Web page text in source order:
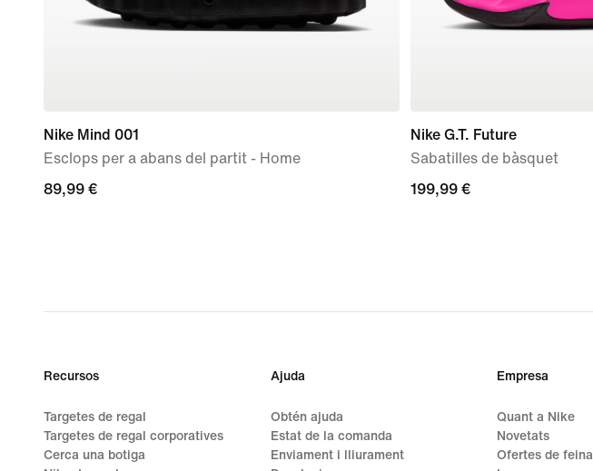
Nike Mind 001
Esclops per a abans del partit - Home
89,99 €
89,99 €
Nike G.T. Future
Sabatilles de bàsquet
199,99 €
199,99 €
Recursos
Targetes de regal
Targetes de regal corporatives
Cerca una botiga
Ajuda
Obtén ajuda
Estat de la comanda
Enviament i lliurament
Empresa
Quant a Nike
Novetats
Ofertes de feina